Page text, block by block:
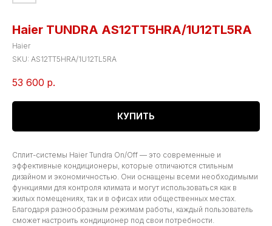
Haier TUNDRA AS12TT5HRA/1U12TL5RA
Haier
SKU: AS12TT5HRA/1U12TL5RA
53 600 р.
КУПИТЬ
Сплит-системы Haier Tundra On/Off — это современные и
эффективные кондиционеры, которые отличаются стильным
дизайном и экономичностью. Они оснащены всеми необходимыми
функциями для контроля климата и могут использоваться как в
жилых помещениях, так и в офисах или общественных местах.
Благодаря разнообразным режимам работы, каждый пользователь
сможет настроить кондиционер под свои потребности.